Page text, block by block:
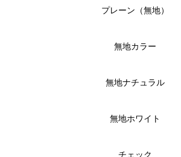
プレーン（無地）
無地カラー
無地ナチュラル
無地ホワイト
チェック